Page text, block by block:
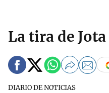
La tira de Jota
DIARIO DE NOTICIAS